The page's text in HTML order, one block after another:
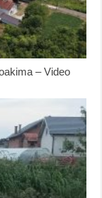
– Video